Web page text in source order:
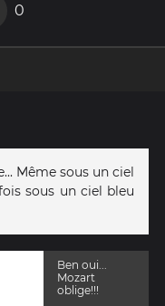
0
Même sous un ciel
sous un ciel bleu
Ben oui...
Mozart
oblige!!!